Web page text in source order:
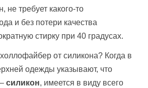
не требует какого-то
и без потери качества
стирку при 40 градусах.
от силикона? Когда в
одежды указывают, что
силикон, имеется в виду всего